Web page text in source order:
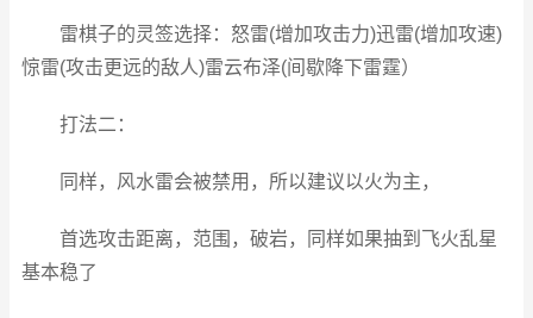
雷棋子的灵签选择：怒雷(增加攻击力)迅雷(增加攻速)
惊雷(攻击更远的敌人)雷云布泽(间歇降下雷霆）
打法二：
同样，风水雷会被禁用，所以建议以火为主，
首选攻击距离，范围，破岩，同样如果抽到飞火乱星
基本稳了